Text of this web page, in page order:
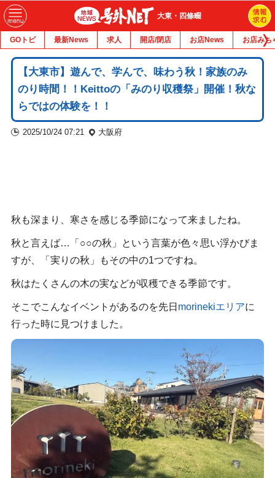
大東・四條畷
GOトピ 最新News 求人 開店/閉店 お店News お店みち
【大東市】遊んで、学んで、味わう秋！家族のみ
のり時間！！Keittoの「みのり収穫祭」開催！秋な
らではの体験を！！
2025/10/24 07:21 大阪府
秋も深まり、寒さを感じる季節になって来ましたね。
秋と言えば…「○○の秋」という言葉が色々思い浮かびま
すが、「実りの秋」もその中の1つですね。
秋はたくさんの木の実などが収穫できる季節です。
そこでこんなイベントがあるのを先日 morinekiエリアに
行った時に見つけました。